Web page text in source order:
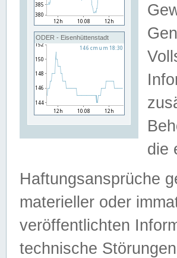
ODER - Eisenhüttenstadt
die
Haftungsansprüche
materieller oder
veröffentlichten
technische